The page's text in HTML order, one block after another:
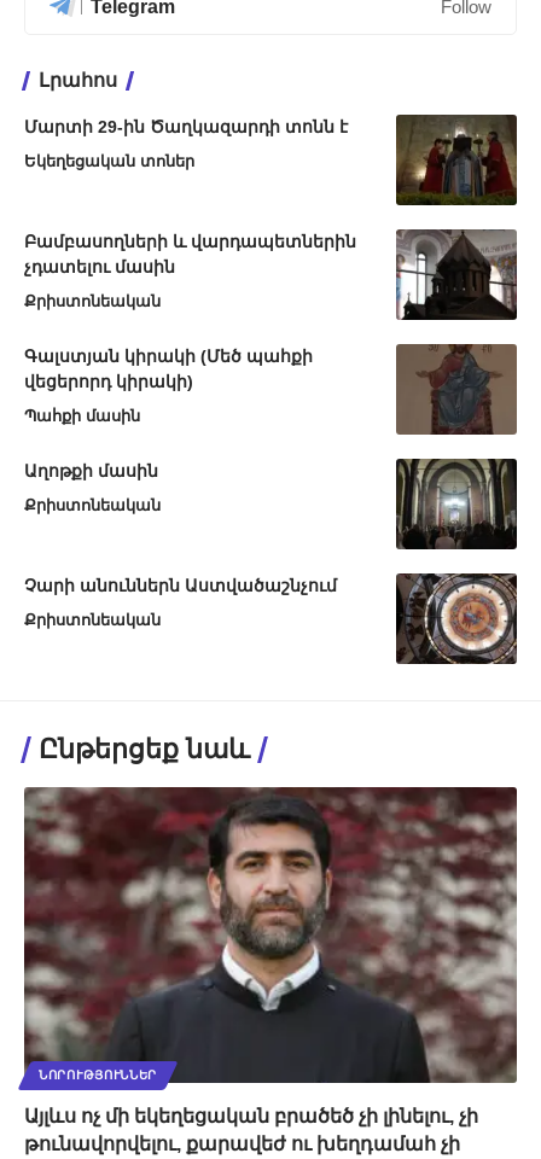
Telegram Follow
Լրահոս
Մարտի 29-ին Ծաղկազարդի տոնն է
Եկեղեցական տոներ
Բամբասողների և վարդապետներին
չդատելու մասին
Քրիստոնեական
Գալստյան կիրակի (Մեծ պահքի
վեցերորդ կիրակի)
Պահքի մասին
Աղոթքի մասին
Քրիստոնեական
Չարի անուններն Աստվածաշնչում
Քրիստոնեական
Ընթերցեք նաև
ՆՈՐՈՒԹՅՈՒՆՆԵՐ
Այլևս ոչ մի եկեղեցական բրածեծ չի լինելու, չի
թունավորվելու, քարավեժ ու խեղդամահ չի